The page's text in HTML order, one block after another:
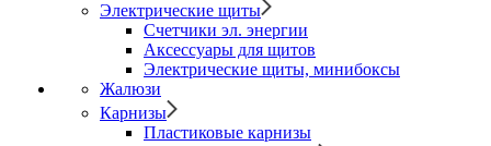
Электрические щиты
Счетчики эл. энергии
Аксессуары для щитов
Электрические щиты, минибоксы
Жалюзи
Карнизы
Пластиковые карнизы